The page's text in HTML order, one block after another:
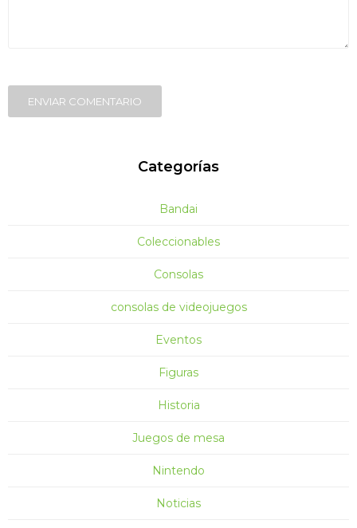
ENVIAR COMENTARIO
Categorías
Bandai
Coleccionables
Consolas
consolas de videojuegos
Eventos
Figuras
Historia
Juegos de mesa
Nintendo
Noticias